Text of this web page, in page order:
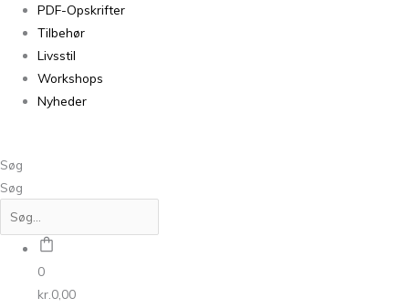
PDF-Opskrifter
Tilbehør
Livsstil
Workshops
Nyheder
Søg
Søg
0
kr. 0,00